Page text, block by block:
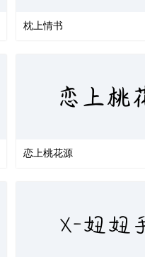
枕上情书
恋上桃
恋上桃花源
X-妞妞